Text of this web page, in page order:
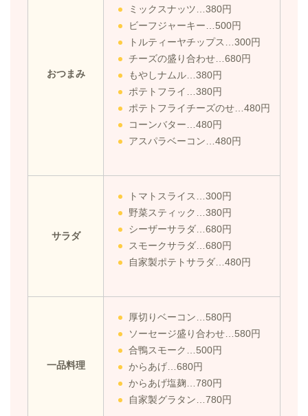
おつまみ
ミックスナッツ…380円
ビーフジャーキー…500円
トルティーヤチップス…300円
チーズの盛り合わせ…680円
もやしナムル…380円
ポテトフライ…380円
ポテトフライチーズのせ…480円
コーンバター…480円
アスパラベーコン…480円
サラダ
トマトスライス…300円
野菜スティック…380円
シーザーサラダ…680円
スモークサラダ…680円
自家製ポテトサラダ…480円
一品料理
厚切りベーコン…580円
ソーセージ盛り合わせ…580円
合鴨スモーク…500円
からあげ…680円
からあげ塩麹…780円
自家製グラタン…780円